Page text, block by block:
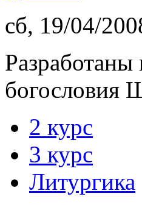
сб, 19/04/
Разработаны
2 курс
3 курс
Литургика